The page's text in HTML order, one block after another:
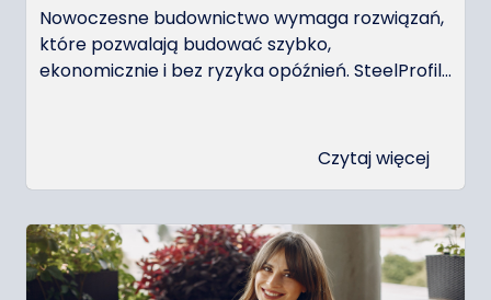
Nowoczesne budownictwo wymaga rozwiązań,
które pozwalają budować szybko,
ekonomicznie i bez ryzyka opóźnień. SteelProfil...
Czytaj więcej